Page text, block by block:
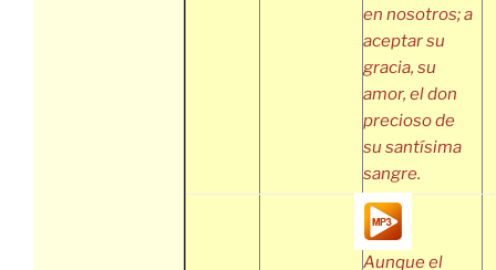
en nosotros; a
aceptar su
gracia, su
amor, el don
precioso de
su santísima
sangre.
Aunque el